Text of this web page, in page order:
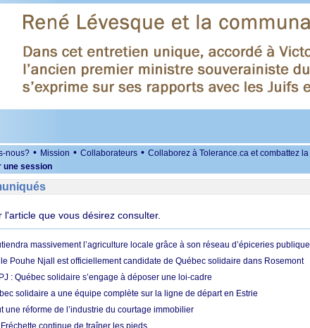
nous? • Mission • Collaborateurs • Collaborez à Tolerance.ca et combattez
une session
l'article que vous désirez consulter.
massivement l’agriculture locale grâce à son réseau d’épiceries
Pouhe Njall est officiellement candidate de Québec solidaire dans Rosemont
: Québec solidaire s’engage à déposer une loi-cadre
solidaire a une équipe complète sur la ligne de départ en Estrie
une réforme de l’industrie du courtage immobilier
continue de traîner les pieds